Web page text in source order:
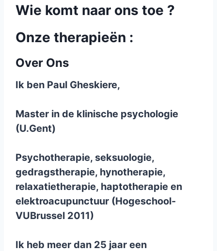
Wie komt naar ons toe ?
Onze therapieën :
Over Ons
Ik ben Paul Gheskiere,
Master in de klinische psychologie
(U.Gent)
Psychotherapie, seksuologie,
gedragstherapie, hynotherapie,
relaxatietherapie, haptotherapie en
elektroacupunctuur (Hogeschool-
VUBrussel 2011)
Ik heb meer dan 25 jaar een